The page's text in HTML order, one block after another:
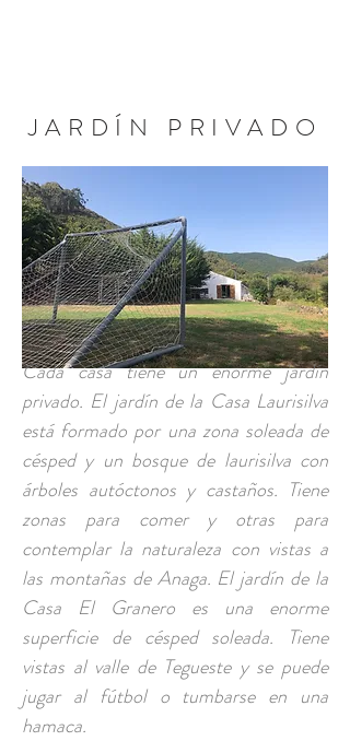
JARDÍN PRIVADO
Cada casa tiene un enorme jardín
privado. El jardín de la Casa Laurisilva
está formado por una zona soleada de
césped y un bosque de laurisilva con
árboles autóctonos y castaños. Tiene
zonas para comer y otras para
contemplar la naturaleza con vistas a
las montañas de Anaga. El jardín de la
Casa El Granero es una enorme
superficie de césped soleada. Tiene
vistas al valle de Tegueste y se puede
jugar al fútbol o tumbarse en una
hamaca.